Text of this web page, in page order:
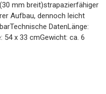
mm breit)strapazierfähiger
Aufbau, dennoch leicht
DatenLänge:
54 x 33 cmGewicht: ca. 6